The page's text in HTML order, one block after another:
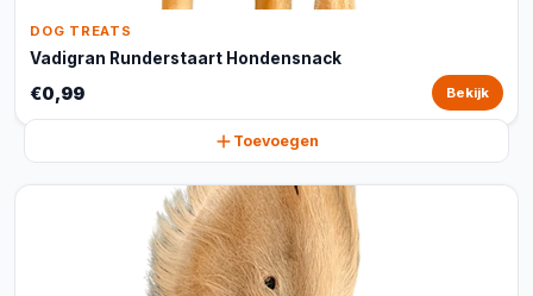
DOG TREATS
Vadigran Runderstaart Hondensnack
€0,99 Bekijk
Toevoegen